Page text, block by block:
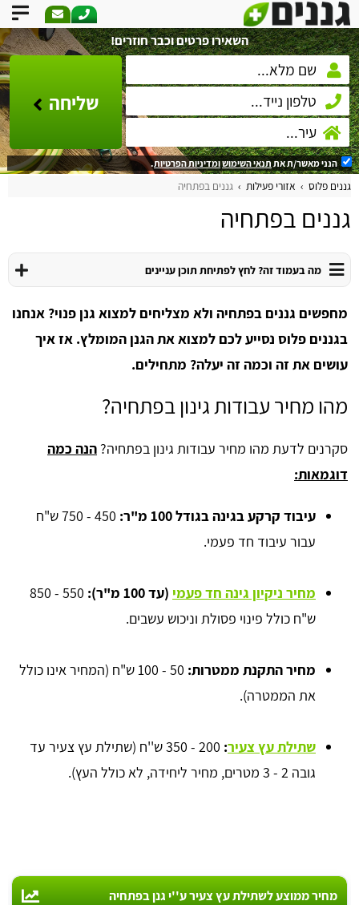
השאירו פרטים וכבר חוזרים!
שליחה
הנני מאשר/ת אתתנאי השימושומדיניות הפרטיות.
גננים פלוס אזורי פעילות גננים בפתחיה
גננים בפתחיה
מה בעמוד זה? לחץ לפתיחת תוכן עניינים
מחפשים גננים בפתחיה ולא מצליחים למצוא גנן פנוי? אנחנו
בגננים פלוס נסייע לכם למצוא את הגנן המומלץ. אז איך
עושים את זה וכמה זה יעלה? מתחילים.
מהו מחיר עבודות גינון בפתחיה?
סקרנים לדעת מהו מחיר עבודות גינון בפתחיה? הנה כמה
דוגמאות:
עיבוד קרקע בגינה בגודל 100 מ"ר:
450 - 750 ש"ח
עבור עיבוד חד פעמי.
מחיר ניקיון גינה חד פעמי (עד 100 מ"ר):
550 - 850
ש"ח כולל פינוי פסולת וניכוש עשבים.
מחיר התקנת ממטרות:
50 - 100 ש"ח (המחיר אינו כולל
את הממטרה).
שתילת עץ צעיר:
200 - 350 ש''ח (שתילת עץ צעיר עד
גובה 2 - 3 מטרים, מחיר ליחידה, לא כולל העץ).
מחיר ממוצע לשתילת עץ צעיר ע''י גנן בפתחיה